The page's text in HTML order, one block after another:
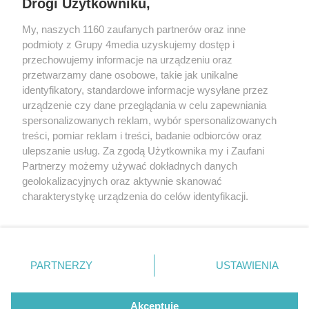
Redakcja Reklama Prywatność
Praca Łódź
the:protocol
Facebook.com
Youtube.com
Drogi Użytkowniku,
My, naszych 1160 zaufanych partnerów oraz inne
podmioty z Grupy 4media uzyskujemy dostęp i
przechowujemy informacje na urządzeniu oraz
przetwarzamy dane osobowe, takie jak unikalne
identyfikatory, standardowe informacje wysyłane przez
urządzenie czy dane przeglądania w celu zapewniania
spersonalizowanych reklam, wybór spersonalizowanych
treści, pomiar reklam i treści, badanie odbiorców oraz
ulepszanie usług. Za zgodą Użytkownika my i Zaufani
Partnerzy możemy używać dokładnych danych
geolokalizacyjnych oraz aktywnie skanować
charakterystykę urządzenia do celów identyfikacji.
zmienić/wycofać klikając przycisk ustawień prywatności
znajdujący się w lewym dolnym rogu strony
. Niektóre
użytkownika, ale masz prawo sprzeciwić się takiemu
PARTNERZY USTAWIENIA
Akceptuję